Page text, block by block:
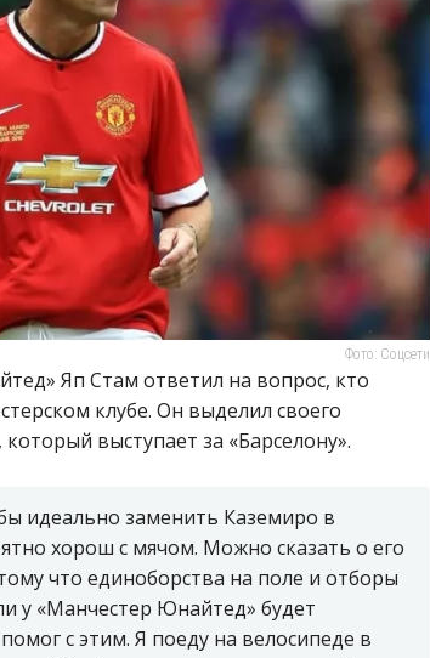
Фото: Соцсети
Яп Стам ответил на вопрос, кто
клубе. Он выделил своего
выступает за «Барселону».
идеально заменить Каземиро в
хорош с мячом. Можно сказать о его
что единоборства на поле и отборы
у «Манчестер Юнайтед» будет
с этим. Я поеду на велосипеде в